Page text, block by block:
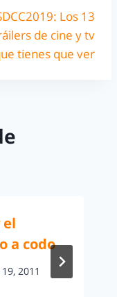
Los 13
de cine y tv
tienes que ver
el
a codo
2011